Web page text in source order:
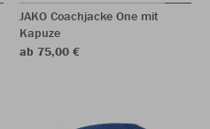
JAKO Coachjacke One mit
Kapuze
ab 75,00 €